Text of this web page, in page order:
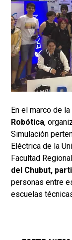
En el marco de la
Robótica,
Simulación
Eléctrica de la
Facultad
del Chubut,
personas entre
escuelas